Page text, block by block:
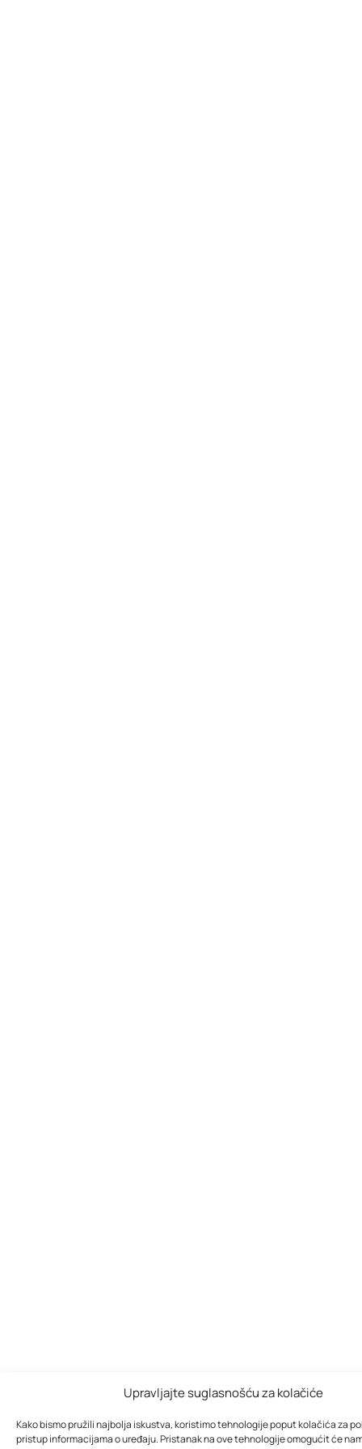
Upravljajte suglasnošću za kolačiće
Kako bismo pružili najbolja iskustva, koristimo tehnologije poput kolačića za
pristup informacijama o uređaju. Pristanak na ove tehnologije omogućit će